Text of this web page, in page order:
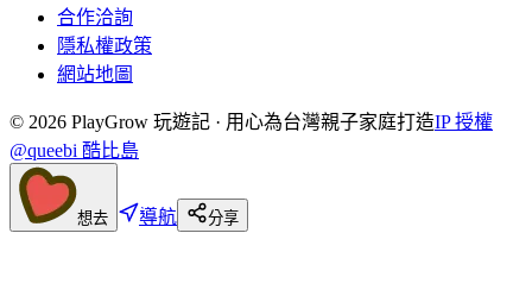
合作洽詢
隱私權政策
網站地圖
© 2026 PlayGrow 玩遊記 · 用心為台灣親子家庭打造IP 授權
@queebi 酷比島
想去 導航 分享